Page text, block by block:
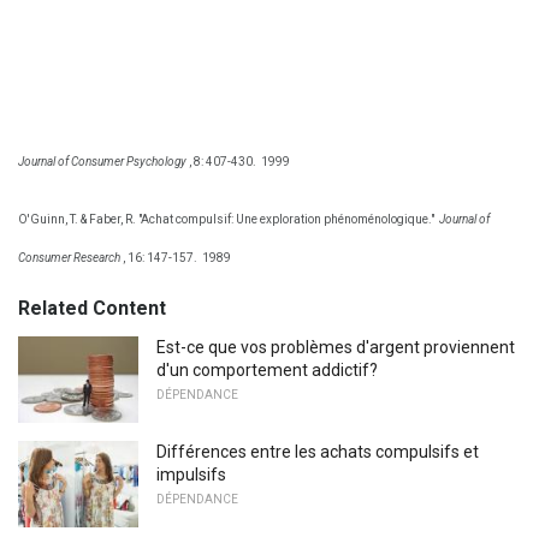
Journal of Consumer Psychology , 8: 407-430. 1999
O'Guinn, T. & Faber, R. "Achat compulsif: Une exploration phénoménologique." Journal of
Consumer Research , 16: 147-157. 1989
Related Content
Est-ce que vos problèmes d'argent proviennent
d'un comportement addictif?
DÉPENDANCE
Différences entre les achats compulsifs et
impulsifs
DÉPENDANCE